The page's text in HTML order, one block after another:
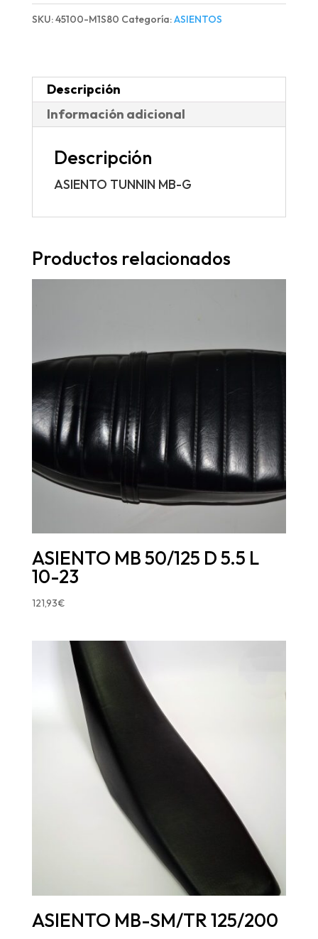
G
SKU:45100-M1S80 Categoría:ASIENTOS
Descripción
Información adicional
Descripción
ASIENTO TUNNIN MB-G
Productos relacionados
ASIENTO MB 50/125 D 5.5 L
10-23
121,93€
ASIENTO MB-SM/TR 125/200